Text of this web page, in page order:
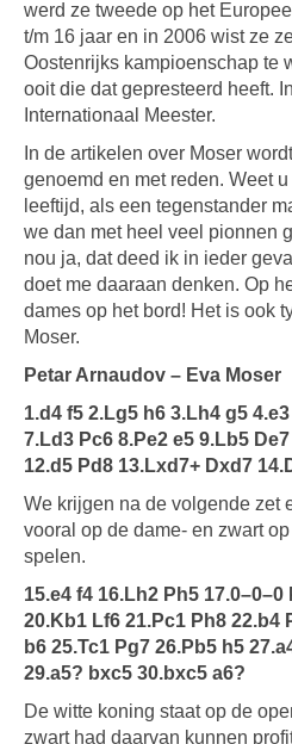
werd ze tweede op het
t/m 16 jaar en in 2006 wist ze
Oostenrijks kampioenschap te
ooit die dat gepresteerd heeft.
Internationaal Meester.
In de artikelen over Moser
genoemd en met reden. Weet
leeftijd, als een tegenstander
we dan met heel veel pionnen
nou ja, dat deed ik in ieder
doet me daaraan denken. Op
dames op het bord! Het is ook
Moser.
Petar Arnaudov – Eva Moser
1.d4 f5 2.Lg5 h6 3.Lh4 g5
7.Ld3 Pc6 8.Pe2 e5 9.Lb5
12.d5 Pd8 13.Lxd7+ Dxd7
We krijgen na de volgende zet
vooral op de dame- en zwart
spelen.
15.e4 f4 16.Lh2 Ph5
20.Kb1 Lf6 21.Pc1 Ph8 22.b4
b6 25.Tc1 Pg7 26.Pb5 h5
29.a5? bxc5 30.bxc5 a6?
De witte koning staat op de
zwart had daarvan kunnen